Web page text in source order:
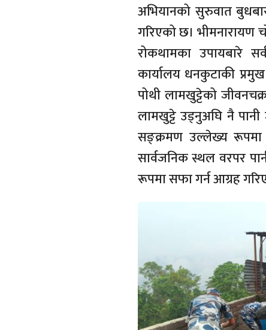
अभियानको सुरुवात
गरिएको छ। भीमनारायण
रोकथामका उपायबारे
कार्यालय धनकुटाकी
पोथी लामखुट्टेको
लामखुट्टे उड्नुअघि नै पानी
सङ्क्रमण उल्लेख्य रूपमा
सार्वजनिक स्थल वरपर
रूपमा सफा गर्न आग्रह